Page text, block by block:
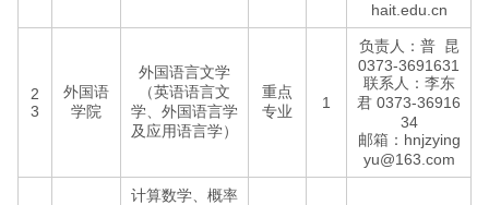
hait.edu.cn
2
3
外国语
学院
外国语言文学
（英语语言文
学、外国语言学
及应用语言学）
重点
专业
1
负责人：普 昆
0373-3691631
联系人：李东
君 0373-36916
34
邮箱：hnjzying
yu@163.com
计算数学、概率